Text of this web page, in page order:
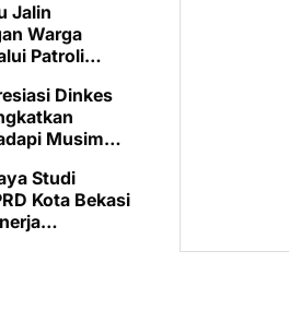
Jalin
Warga
Patroli
Dinkes
Musim
Studi
Kota Bekasi